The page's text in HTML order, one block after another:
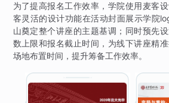
为了提高报名工作效率，学院使用麦客
客灵活的设计功能在活动封面展示学院
山奠定整个讲座的主题基调；同时预先
数上限和报名截止时间，为线下讲座精
场地布置时间，提升筹备工作效率。